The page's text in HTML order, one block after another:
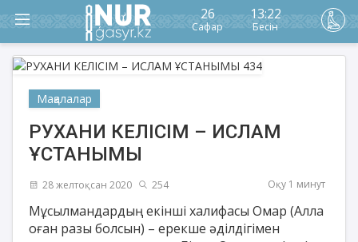
26
Сафар
13:22
Бесін
Мақалалар
РУХАНИ КЕЛІСІМ – ИСЛАМ
ҰСТАНЫМЫ
28 желтоқсан 2020 254 Оқу 1 минут
Мұсылмандардың екінші халифасы Омар (Алла
оған разы болсын) – ерекше әділдігімен